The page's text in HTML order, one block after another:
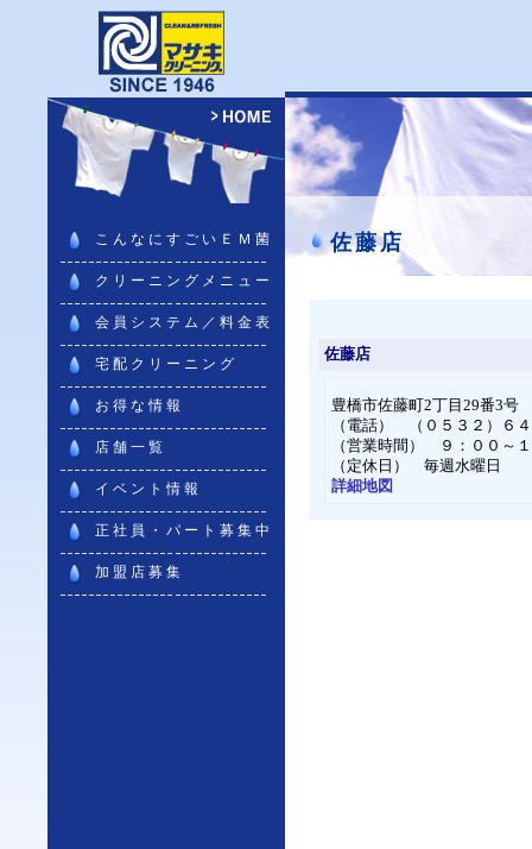
こんなにすごいＥＭ菌
クリーニングメニュー
会員システム／料金表
宅配クリーニング
お得な情報
店舗一覧
イベント情報
正社員・パート募集中
加盟店募集
佐藤店
佐藤店
豊橋市佐藤町2丁目29番3号
（電話） （０５３２）６
（営業時間） ９：００～
（定休日） 毎週水曜日
詳細地図